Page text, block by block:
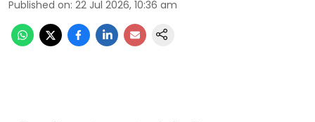
Published on: 22 Jul 2026, 10:36 am